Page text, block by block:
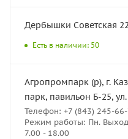
Дербышки Советская
Есть в наличии: 50
Агропромпарк (р), г.
парк, павильон Б-25,
Телефон: +7 (843) 245-
Режим работы: Пн.
7.00 - 18.00